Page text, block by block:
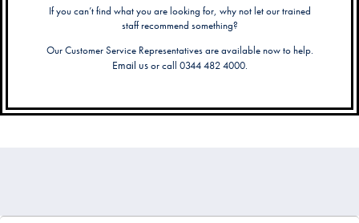
If you can’t find what you are looking for, why not let our trained
staff recommend something?
Our Customer Service Representatives are available now to help.
Email usor call 0344 482 4000.